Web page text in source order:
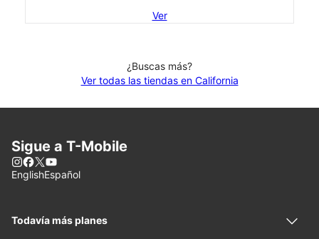
Ver
¿Buscas más?
Ver todas las tiendas en California